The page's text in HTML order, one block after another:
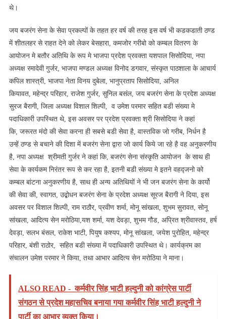
थे।
जय बजरंग सेना के सेवा प्रकल्पों के तहत हर वर्ष की तरह इस वर्ष भी कडकडाती ठण्ड
में शीतलहर से राहत देने को लेकर बेसहारा, कमजोर गरीबो को कम्बल वितरण के
आयोजन मे बतौर अतिथि के रूप मे भाजपा प्रदेश प्रवक्ता यशपाल सिसोदिया, नपा
अध्यक्ष रमादेवी गुर्जर, भाजपा मण्डल अध्यक्ष विनोद डगवार, संस्कृत पाठशाला के आचार्य
कपिल शास्त्री, भाजपा नेता विनय दुबेला, भानुप्रताप सिसोदिया, अनिल
कियावत, महेन्द्र परिहार, राजेश गुर्जर, सुनिल बसंल, जय बजरंग सेना के प्रदेश अध्यक्ष
सुरज बैरागी, जिला अध्यक्ष विशाल शिल्पी, व उमेश परमार सहित बडी संख्या मे
पदाधिकारी उपस्थित थे, इस अवसर पर प्रदेश प्रवक्ता श्री सिसोदिया ने कहां
कि, जरूरत मंदो की सेवा करना ही सबसे बडी सेवा है, वास्तविक जो गरीब, निर्धन है
उन्हें ठण्ड से बचाने की दिशा में बजरंग सेना द्वारा जो कार्य किये जा रहे है वह अनुकरणीय
है, नपा अध्यक्ष श्रीमती गुर्जर ने कहां कि, बजरंग सेना संस्कृति आयोजन के साथ ही
सेवा के कार्यकम निरंतर रूप से कर रहा है, इतनी बडी संख्या मे इतने वहद्जनो को
कम्बल बांटना अनुकरणीय है, साथ ही अन्य अतिथियों ने भी जन बजरंग सेना के कार्यो
की सेवा की, स्वागत, उद्बोधन बजरंग सेना के प्रदेश अध्यक्ष सूरज बैरागी ने दिया, इस
अवसर पर विशाल शिल्पी, राम राठौर, प्रवीण शर्मा, मोनू सांखला, शुभम सुरावत, सोनू
सांखला, आदित्य सेन मरोठिया,यश शर्मा, यश देवड़ा, शुभम गौड, अप्रित श्रीवास्तव, हर्ष
देवड़ा, सलभ बंसल, राकेश भाटी, पियुष कश्यप, मोनू सांखला, जयेश पुरोहित, महेन्द्र
परिहार, बंशी राठोर, सहित बडी संख्या में पदाधिकारी उपस्थित थे। कार्यक्रम का
संचालन उमेश परमार ने किया, तथा आभार आदित्य सेन मरोठिया ने माना।
ALSO READ - कर्मवीर सिंह भाटी हल्दुनी को कांग्रेस पार्टी
संगठन से प्रदेश महासचिव बनाया गया कर्मवीर सिंह भाटी हल्दुनी ने
पार्टी का आभार व्यक्त किया।